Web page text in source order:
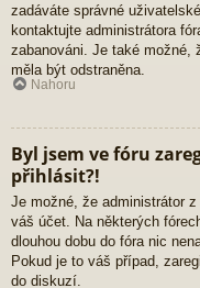
zadáváte správné
kontaktujte administrátora
zabanováni. Je také možné,
měla být odstraněna.
Nahoru
Byl jsem ve fóru
přihlásit?!
Je možné, že administrátor
váš účet. Na některých
dlouhou dobu do fóra nic
Pokud je to váš případ,
do diskuzí.